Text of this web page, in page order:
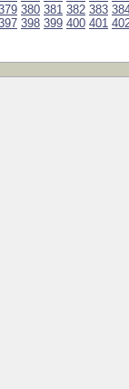
380 381 382 383
398 399 400 401